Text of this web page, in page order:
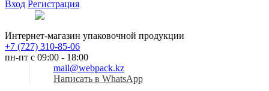
Вход Регистрация
Интернет-магазин упаковочной продукции
+7 (727) 310-85-06
пн-пт с 09:00 - 18:00
mail@webpack.kz
Написать в WhatsApp